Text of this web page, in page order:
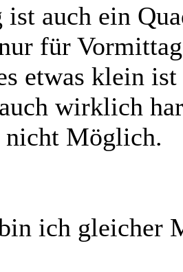
auch ein
für
etwas klein
wirklich
Möglich.
ich gleicher